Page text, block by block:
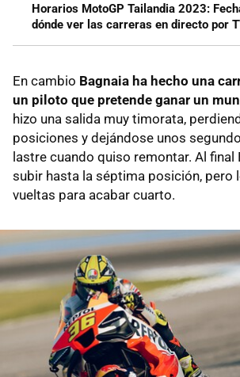
Horarios MotoGP Tailandia 2023:
dónde ver las carreras en directo por
En cambio Bagnaia ha hecho una
un piloto que pretende ganar un
hizo una salida muy timorata,
posiciones y dejándose unos
lastre cuando quiso remontar. Al final
subir hasta la séptima posición, pero
vueltas para acabar cuarto.